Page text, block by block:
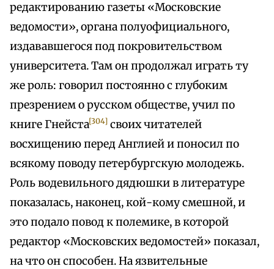
редактированию газеты «Московские
ведомости», органа полуофициального,
издававшегося под покровительством
университета. Там он продолжал играть ту
же роль: говорил постоянно с глубоким
презрением о русском обществе, учил по
книге Гнейста[304] своих читателей
восхищению перед Англией и поносил по
всякому поводу петербургскую молодежь.
Роль водевильного дядюшки в литературе
показалась, наконец, кой-кому смешной, и
это подало повод к полемике, в которой
редактор «Московских ведомостей» показал,
на что он способен. На язвительные